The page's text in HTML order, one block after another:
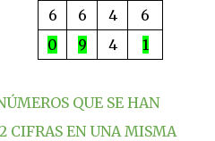
6
6 4
6
0
9 4 1
QUE SE HAN
CIFRAS EN UNA MISMA